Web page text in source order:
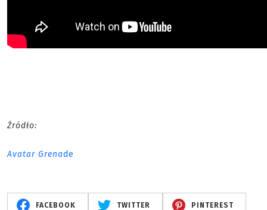
Źródło:
Avatar Grenade
FACEBOOK TWITTER PINTEREST